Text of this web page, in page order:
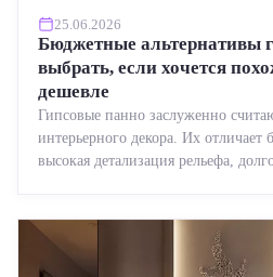
25.06.2026
Бюджетные альтернативы
выбрать, если хочется
дешевле
Гипсовые панно заслуженно
интерьерного декора. Их отличает
высокая детализация рельефа,